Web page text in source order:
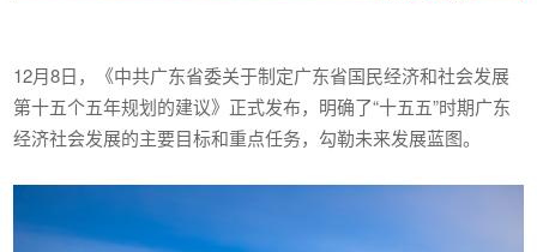
12月8日，《中共广东省委关于制定广东省国民经济和社会发展
第十五个五年规划的建议》正式发布，明确了“十五五”时期广东
经济社会发展的主要目标和重点任务，勾勒未来发展蓝图。